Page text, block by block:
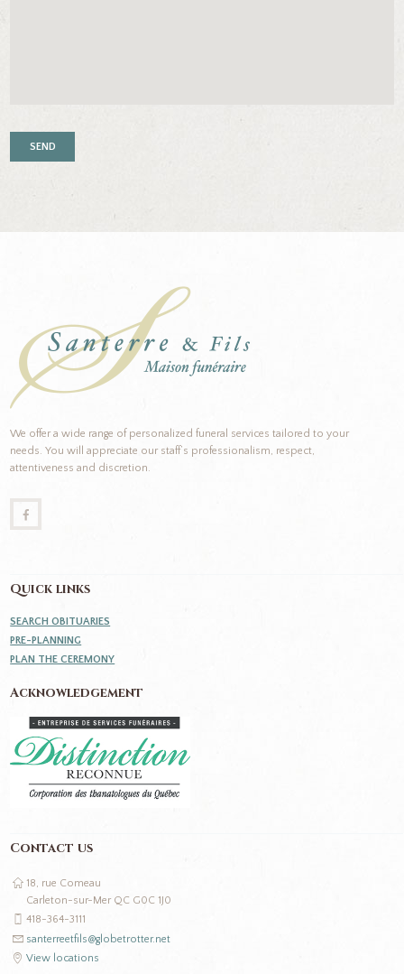
We offer a wide range of personalized funeral services tailored to your
needs. You will appreciate our staff’s professionalism, respect,
attentiveness and discretion.
Quick links
SEARCH OBITUARIES
PRE-PLANNING
PLAN THE CEREMONY
Acknowledgement
Contact us
18, rue Comeau
Carleton-sur-Mer QC G0C 1J0
418-364-3111
santerreetfils@globetrotter.net
View locations